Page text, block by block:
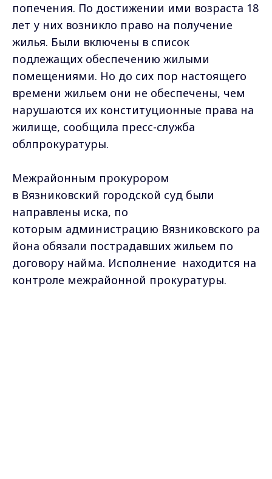
попечения. По достижении ими возраста 18
лет у них возникло право на получение
жилья. Были включены в список
подлежащих обеспечению жилыми
помещениями. Но до сих пор настоящего
времени жильем они не обеспечены, чем
нарушаются их конституционные права на
жилище, сообщила пресс-служба
облпрокуратуры.
Межрайонным прокурором
в Вязниковский городской суд были
направлены иска, по
которым администрацию Вязниковского ра
йона обязали пострадавших жильем по
договору найма. Исполнение находится на
контроле межрайонной прокуратуры.